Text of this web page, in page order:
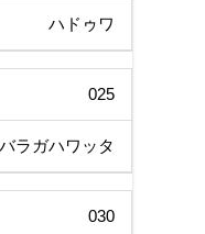
ハドゥワ
025
ラガハワッタ
030